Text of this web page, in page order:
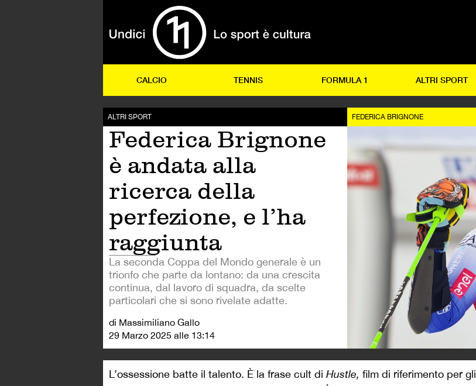
CALCIO TENNIS FORMULA 1 ALTRI SPORT
ALTRI SPORT
Federica Brignone
è andata alla
ricerca della
perfezione, e l’ha
raggiunta
La seconda Coppa del Mondo generale è un
trionfo che parte da lontano: da una crescita
continua, dal lavoro di squadra, da scelte
particolari che si sono rivelate adatte.
di Massimiliano Gallo
29 Marzo 2025 alle 13:14
FEDERICA BRIGNONE
L’ossessione batte il talento. È la frase cult di Hustle, film di riferimento per gli